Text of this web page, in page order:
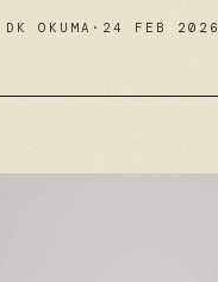
OKUMA · 24 FEB 2026